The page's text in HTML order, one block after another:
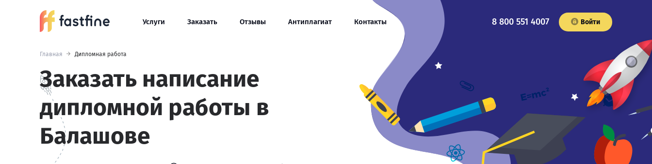
Услуги Заказать Отзывы Антиплагиат Контакты 8 800 551 4007 Войти
Главная Дипломная работа
Заказать написание
дипломной работы в
Балашове